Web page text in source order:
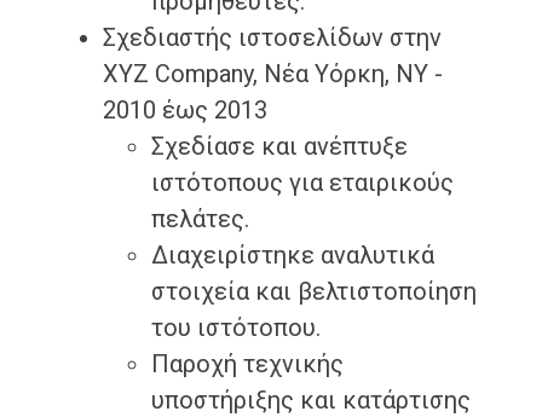
Σχεδιαστής ιστοσελίδων στην
XYZ Company, Νέα Υόρκη, NY -
2010 έως 2013
Σχεδίασε και ανέπτυξε
ιστότοπους για εταιρικούς
πελάτες.
Διαχειρίστηκε αναλυτικά
στοιχεία και βελτιστοποίηση
του ιστότοπου.
Παροχή τεχνικής
υποστήριξης και κατάρτισης